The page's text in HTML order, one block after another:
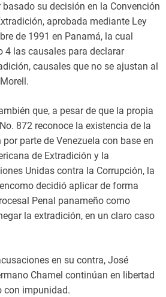
su decisión en la Convención
aprobada mediante Ley
de 1991 en Panamá, la cual
4 las causales para declarar
causales que no se ajustan al
que, a pesar de que la propia
872 reconoce la existencia de la
parte de Venezuela con base en
de Extradición y la
Unidas contra la Corrupción, la
decidió aplicar de forma
Penal panameño como
la extradición, en un claro caso
en su contra, José
Chamel continúan en libertad
con impunidad.